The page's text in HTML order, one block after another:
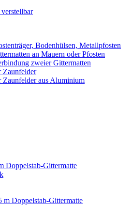
verstellbar
Bodenhülsen, Metallpfosten
an Mauern oder Pfosten
zweier Gittermatten
Zaunfelder
Zaunfelder aus Aluminium
Doppelstab-Gittermatte
Doppelstab-Gittermatte